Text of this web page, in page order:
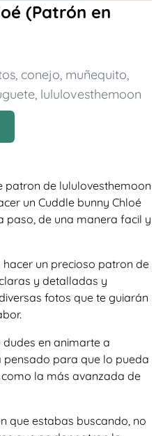
(Patrón en
, conejo, muñequito,
, lululovesthemoon
patron de lululovesthemoon
un Cuddle bunny Chloé
paso, de una manera facil y
un precioso patron de
y detalladas y
fotos que te guiarán
dudes en animarte a
para que lo pueda
la más avanzada de
que estabas buscando, no